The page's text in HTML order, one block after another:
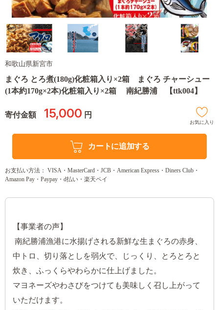
和歌山県新宮市
まぐろ とろ煮(180g)化粧箱入り×2箱 まぐろ チャーシュー
(1本約170g×2本)化粧箱入り×2箱 南紀勝浦 【ttk004】
寄付金額 15,000 円
お気に入り
カートに追加する
お支払い方法： VISA・MasterCard・JCB・American Express・Diners Club・
Amazon Pay・Paypay・d払い・楽天ペイ
【事業者の声】
南紀勝浦漁港に水揚げされる新鮮な生まぐろの赤身、
中トロ、切り落としを弱火で、じっくり、とろとろと
炊き、ふっくらやわらかに仕上げました。
マヨネーズやわさびをつけても美味しく召し上がって
いただけます。